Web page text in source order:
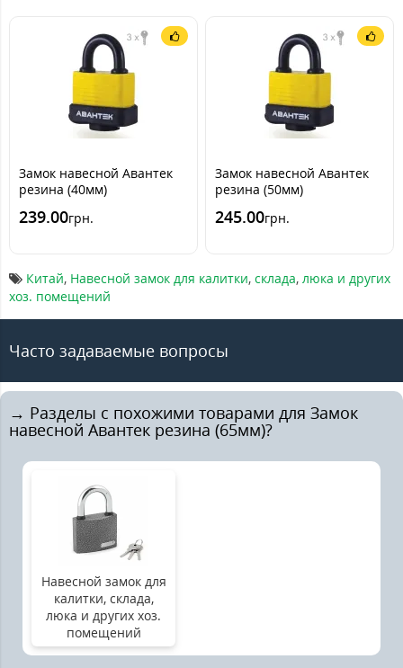
Замок навесной Авантек
резина (40мм)
239.00грн.
Замок навесной Авантек
резина (50мм)
245.00грн.
Китай, Навесной замок для калитки, склада, люка и других
хоз. помещений
Часто задаваемые вопросы
→ Разделы с похожими товарами для Замок
навесной Авантек резина (65мм)?
Навесной замок для
калитки, склада,
люка и других хоз.
помещений